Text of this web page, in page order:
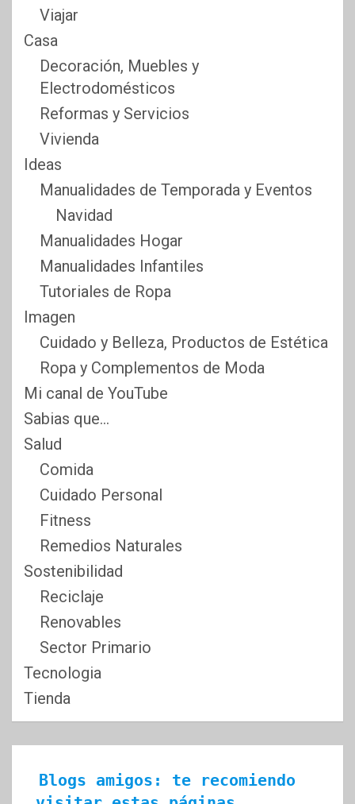
Viajar
Casa
Decoración, Muebles y
Electrodomésticos
Reformas y Servicios
Vivienda
Ideas
Manualidades de Temporada y Eventos
Navidad
Manualidades Hogar
Manualidades Infantiles
Tutoriales de Ropa
Imagen
Cuidado y Belleza, Productos de Estética
Ropa y Complementos de Moda
Mi canal de YouTube
Sabias que…
Salud
Comida
Cuidado Personal
Fitness
Remedios Naturales
Sostenibilidad
Reciclaje
Renovables
Sector Primario
Tecnologia
Tienda
Blogs amigos: te recomiendo